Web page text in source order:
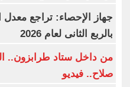
بالربع الثانى لعام 2026
من داخل ستاد طرابزون..
صلاح.. فيديو